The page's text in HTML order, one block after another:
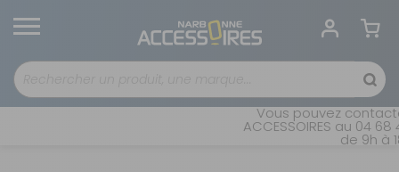
Vous pouvez
ACCESSOIRES au 04
de 9h à